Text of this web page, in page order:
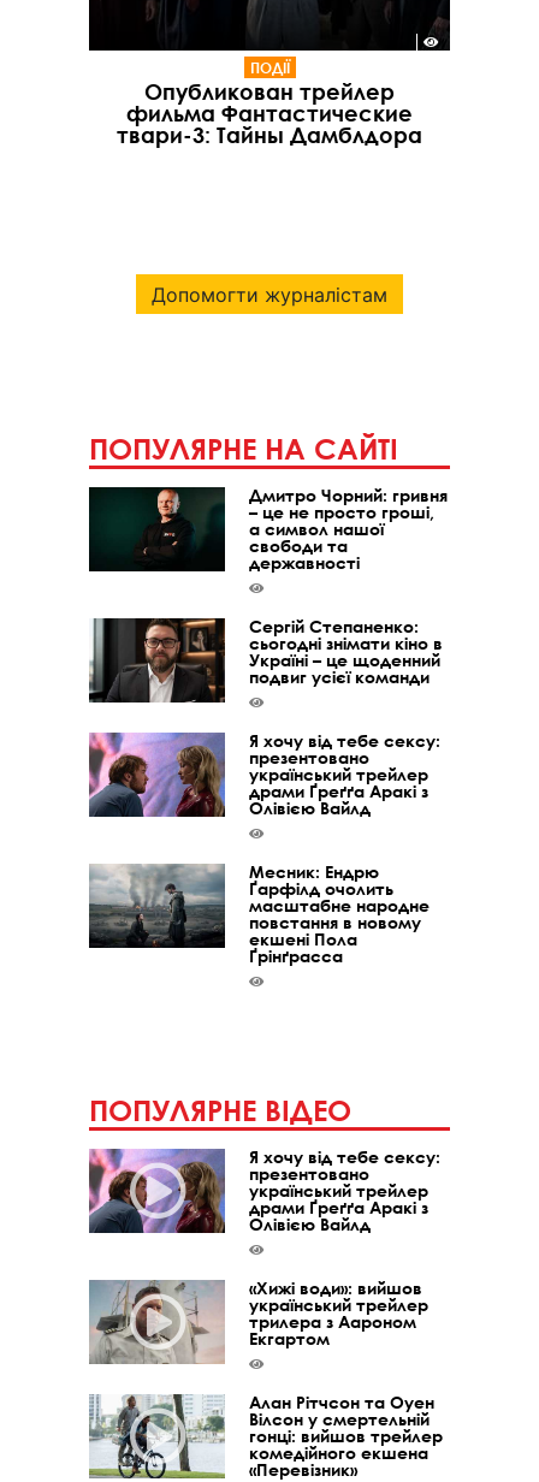
ПОДІЇ
Опубликован трейлер
фильма Фантастические
твари-3: Тайны Дамблдора
Допомогти журналістам
ПОПУЛЯРНЕ НА САЙТІ
Дмитро Чорний: гривня
– це не просто гроші,
а символ нашої
свободи та
державності
Сергій Степаненко:
сьогодні знімати кіно в
Україні – це щоденний
подвиг усієї команди
Я хочу від тебе сексу:
презентовано
український трейлер
драми Ґреґґа Аракі з
Олівією Вайлд
Месник: Ендрю
Ґарфілд очолить
масштабне народне
повстання в новому
екшені Пола
Ґрінґрасса
ПОПУЛЯРНЕ ВІДЕО
Я хочу від тебе сексу:
презентовано
український трейлер
драми Ґреґґа Аракі з
Олівією Вайлд
«Хижі води»: вийшов
український трейлер
трилера з Аароном
Екгартом
Алан Рітчсон та Оуен
Вілсон у смертельній
гонці: вийшов трейлер
комедійного екшена
«Перевізник»